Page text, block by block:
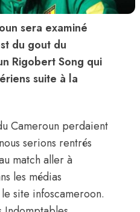
sera examiné
du gout du
Rigobert Song qui
suite à la
Cameroun perdaient
serions rentrés
match aller à
les médias
site infoscameroon.